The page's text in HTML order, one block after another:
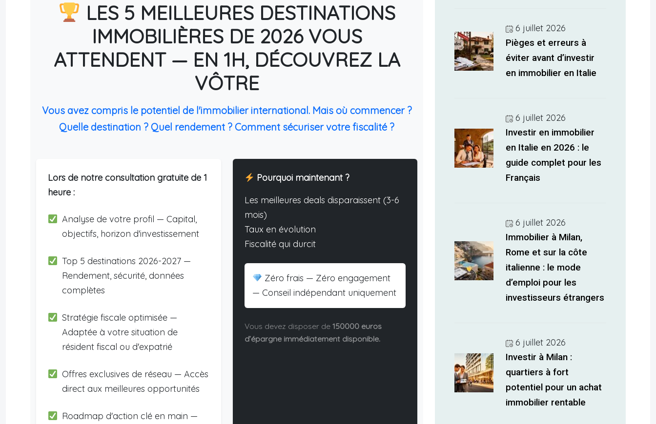
LES 5 MEILLEURES DESTINATIONS
IMMOBILIÈRES DE 2026 VOUS
ATTENDENT — EN 1H, DÉCOUVREZ LA
VÔTRE
Vous avez compris le potentiel de l'immobilier international. Mais où commencer ?
Quelle destination ? Quel rendement ? Comment sécuriser votre fiscalité ?
Lors de notre consultation gratuite de 1
heure :
Analyse de votre profil — Capital,
objectifs, horizon d'investissement
Top 5 destinations 2026-2027 —
Rendement, sécurité, données
complètes
Stratégie fiscale optimisée —
Adaptée à votre situation de
résident fiscal ou d'expatrié
Offres exclusives de réseau — Accès
direct aux meilleures opportunités
Roadmap d'action clé en main —
Pourquoi maintenant ?
Les meilleures deals disparaissent (3-6
mois)
Taux en évolution
Fiscalité qui durcit
Zéro frais — Zéro engagement
— Conseil indépendant uniquement
Vous devez disposer de 150000 euros
d’épargne immédiatement disponible.
6 juillet 2026
Pièges et erreurs à
éviter avant d’investir
en immobilier en Italie
6 juillet 2026
Investir en immobilier
en Italie en 2026 : le
guide complet pour les
Français
6 juillet 2026
Immobilier à Milan,
Rome et sur la côte
italienne : le mode
d’emploi pour les
investisseurs étrangers
6 juillet 2026
Investir à Milan :
quartiers à fort
potentiel pour un achat
immobilier rentable